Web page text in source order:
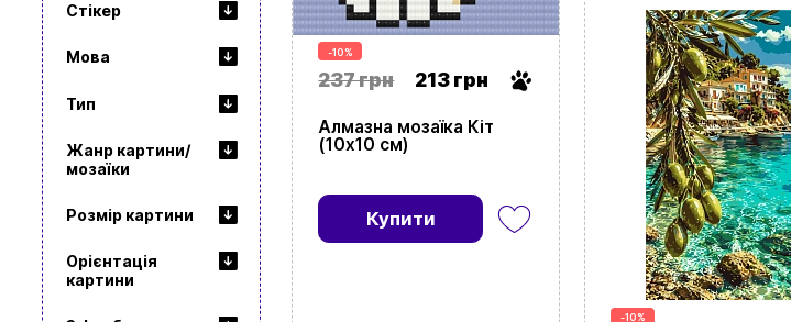
Стікер
Мова
Тип
Жанр картини/
мозаїки
Розмір картини
Орієнтація
картини
-10%
237 грн 213 грн
Алмазна мозаїка Кіт
(10х10 см)
Купити
-10%